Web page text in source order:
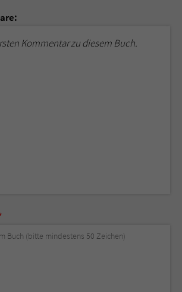
Kommentar zu diesem Buch.